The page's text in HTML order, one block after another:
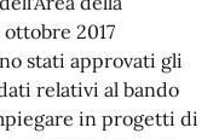
2017
stati approvati gli
relativi al bando
in progetti di